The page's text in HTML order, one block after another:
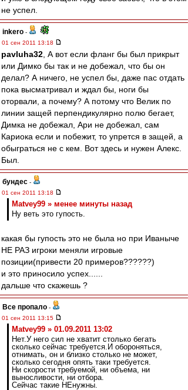
не успел.
inkero -
01 сен 2011 13:18
pavluha32 , А вот если фланг бы был прикрыт
или Димко бы так и не добежал, что бы он
делал? А ничего, не успел бы, даже пас отдать
пока высматривал и ждал бы, ноги бы
оторвали, а почему? А потому что Велик по
линии защей перпендикулярно полю бегает,
Димка не добежал, Ари не добежал, сам
Кариока если и побежит, то упрется в защей, а
обыграться не с кем. Вот здесь и нужен Алекс.
Был.
бундес -
01 сен 2011 13:18
Matvey99 » менее минуты назад
Ну веть это гупость.
какая бы гупость это не была но при Иваныче
НЕ РАЗ игроки меняли игровые
позиции(привести 20 примеров??????)
и это приносило успех......
дальше что скажешь ?
Все пропало -
01 сен 2011 13:15
Matvey99 » 01.09.2011 13:02
Нет.У него сил не хватит столько бегать
сколько сейчас требуется.И обороняться,
отнимать, он и близко столько не может,
сколько сегодня опять таки требуется.
Ни скорости требуемой, ни объема, ни
выносливости, ни отбора.
Сейчас такие НЕнужны.